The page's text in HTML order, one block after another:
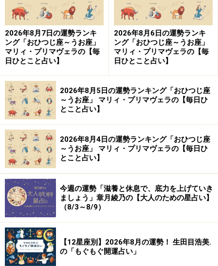
【編集部おすすめの購入サイト】
Amazonで占い関連の商品をチェック！
楽天市場で占い関連の商品をチェック！
2026年8月7日の運勢ランキ
ング「おひつじ座～うお座」
マリィ・プリマヴェラの【毎
日ひとこと占い】
2026年8月6日の運勢ランキ
ング「おひつじ座～うお座」
マリィ・プリマヴェラの【毎
日ひとこと占い】
2026年8月5日の運勢ランキング「おひつじ座
～うお座」 マリィ・プリマヴェラの【毎日ひ
とこと占い】
2026年8月4日の運勢ランキング「おひつじ座
～うお座」 マリィ・プリマヴェラの【毎日ひ
とこと占い】
今週の運勢「滋養と休息で、底力を上げていき
ましょう」章月綾乃の【大人のための星占い】
（8/3～8/9）
【12星座別】2026年8月の運勢！ 生田目浩美.
の「もぐもぐ開運占い」